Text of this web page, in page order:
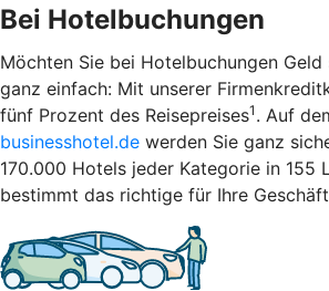
Bei Hotelbuchungen
Möchten Sie bei Hotelbuchungen Geld
ganz einfach: Mit unserer
fünf Prozent des Reisepreises1 . Auf
businesshotel.de werden Sie ganz
170.000 Hotels jeder Kategorie in 155
bestimmt das richtige für Ihre